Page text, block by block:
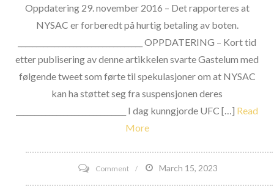
Oppdatering 29. november 2016 – Det rapporteres at
NYSAC er forberedt på hurtig betaling av boten.
__________________________________ OPPDATERING – Kort tid
etter publisering av denne artikkelen svarte Gastelum med
følgende tweet som førte til spekulasjoner om at NYSAC
kan ha støttet seg fra suspensjonen deres
______________________________ I dag kunngjorde UFC […] Read
More
Commenton
Juridiske
March 15, 2023